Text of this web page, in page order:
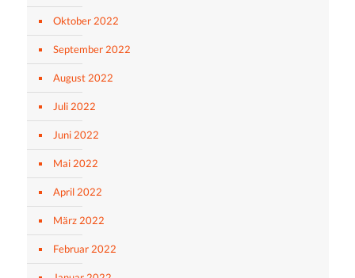
Oktober 2022
September 2022
August 2022
Juli 2022
Juni 2022
Mai 2022
April 2022
März 2022
Februar 2022